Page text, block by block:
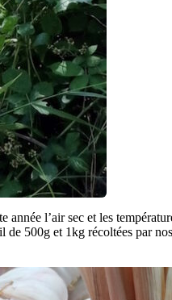
année l’air sec et les
500g et 1kg récoltées par